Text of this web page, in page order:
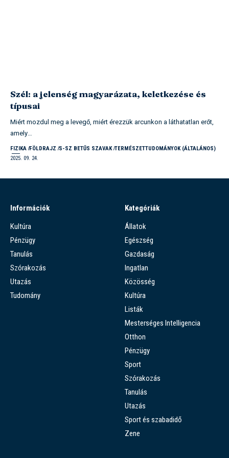
Szél: a jelenség magyarázata, keletkezése és
típusai
Miért mozdul meg a levegő, miért érezzük arcunkon a láthatatlan erőt,
amely…
FIZIKA FÖLDRAJZ S-SZ BETŰS SZAVAK TERMÉSZETTUDOMÁNYOK (ÁLTALÁNOS)
2025. 09. 24.
Információk
Kultúra
Pénzügy
Tanulás
Szórakozás
Utazás
Tudomány
Kategóriák
Állatok
Egészség
Gazdaság
Ingatlan
Közösség
Kultúra
Listák
Mesterséges Intelligencia
Otthon
Pénzügy
Sport
Szórakozás
Tanulás
Utazás
Sport és szabadidő
Zene